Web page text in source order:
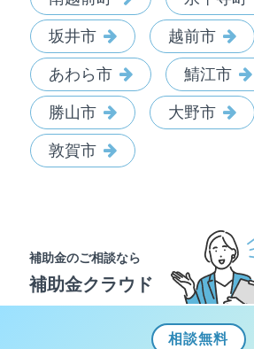
坂井市 越前市
あわら市 鯖江市
勝山市 大野市
敦賀市
補助金のご相談なら
補助金クラウド
相談無料